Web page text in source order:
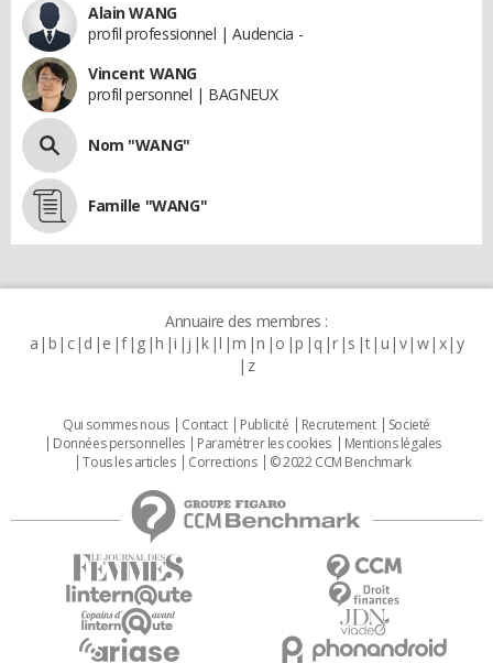
Alain WANG
profil professionnel | Audencia -
Vincent WANG
profil personnel | BAGNEUX
Nom "WANG"
Famille "WANG"
Annuaire des membres :
a b c d e f g h i j k l m n o p q r s t u v w x y
z
Qui sommes nous Contact Publicité Recrutement
Societé
Données personnelles
Paramétrer les cookies
Mentions légales
Tous les articles
Corrections © 2022 CCM Benchmark